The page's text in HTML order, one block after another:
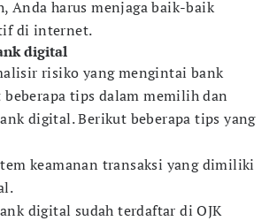
Anda harus menjaga baik-baik
di internet.
digital
risiko yang mengintai bank
tips dalam memilih dan
digital. Berikut beberapa tips yang
keamanan transaksi yang dimiliki
digital sudah terdaftar di OJK